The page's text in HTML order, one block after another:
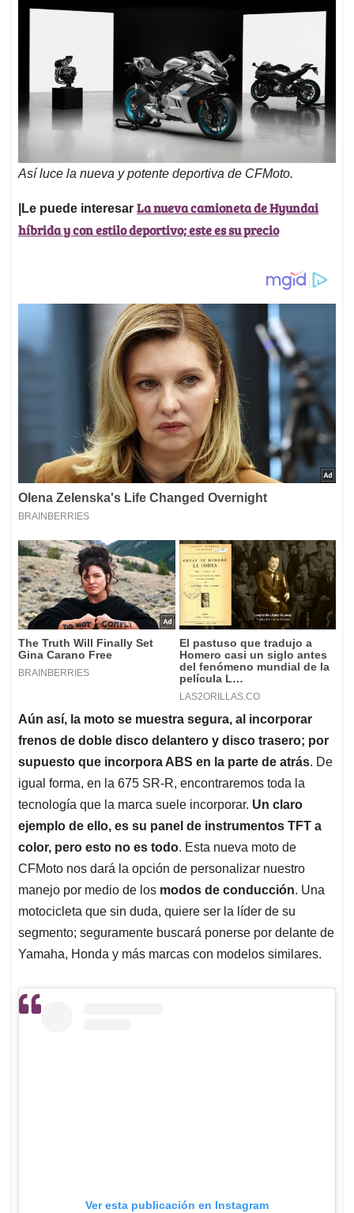
Así luce la nueva y potente deportiva de CFMoto.
|Le puede interesar La nueva camioneta de Hyundai
híbrida y con estilo deportivo; este es su precio
Aún así, la moto se muestra segura, al incorporar
frenos de doble disco delantero y disco trasero; por
supuesto que incorpora ABS en la parte de atrás. De
igual forma, en la 675 SR-R, encontraremos toda la
tecnología que la marca suele incorporar. Un claro
ejemplo de ello, es su panel de instrumentos TFT a
color, pero esto no es todo. Esta nueva moto de
CFMoto nos dará la opción de personalizar nuestro
manejo por medio de los modos de conducción. Una
motocicleta que sin duda, quiere ser la líder de su
segmento; seguramente buscará ponerse por delante de
Yamaha, Honda y más marcas con modelos similares.
Ver esta publicación en Instagram